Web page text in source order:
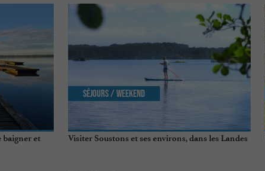
baigner et
Visiter Soustons et ses environs, dans les Landes
Séjours / Weekend